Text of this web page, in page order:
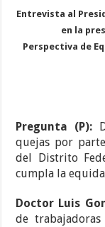
Entrevista al
en la
Perspectiva de
Pregunta (P):
quejas por
del Distrito
cumpla la
Doctor Luis
de